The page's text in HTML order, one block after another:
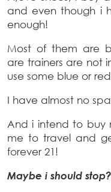
and even though i
enough!
Most of them are
are trainers are not
use some blue or
I have almost no
And i intend to buy
me to travel and
forever 21!
Maybe i should